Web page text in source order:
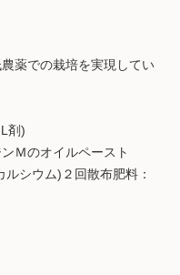
薬での栽培を実現してい
剤)
Ｍのオイルペースト
シウム)２回散布肥料：